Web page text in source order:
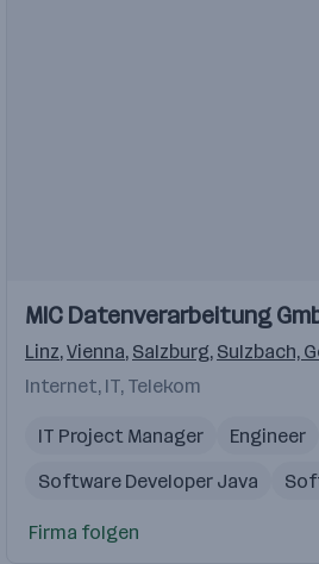
Videos
Einblicke
Einblicke
MIC Datenverarbeitung
Linz,Vienna, Salzburg, Sulzbach,
Internet, IT, Telekom
IT Project Manager Engineer
Software Developer Java
Firma folgen